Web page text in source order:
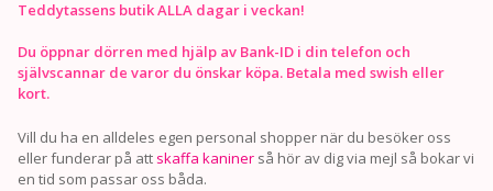
Teddytassens butik ALLA dagar i veckan!
Du öppnar dörren med hjälp av Bank-ID i din telefon och
självscannar de varor du önskar köpa. Betala med swish eller
kort.
Vill du ha en alldeles egen personal shopper när du besöker oss
eller funderar på att skaffa kaniner så hör av dig via mejl så bokar vi
en tid som passar oss båda.